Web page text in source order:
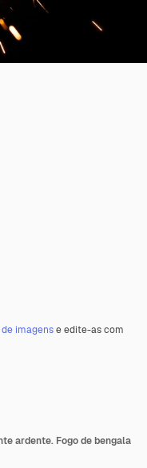
imagense edite-as com
ardente. Fogo de bengala